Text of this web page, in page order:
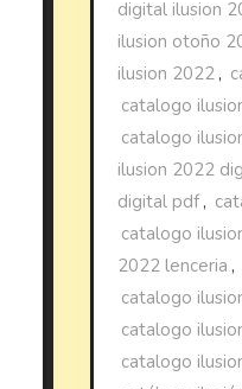
digital ilusion
ilusion otoño
ilusion 2022 ,
catalogo
catalogo
ilusion 2022
digital pdf,
catalogo
2022 lenceria ,
catalogo
catalogo
catalogo